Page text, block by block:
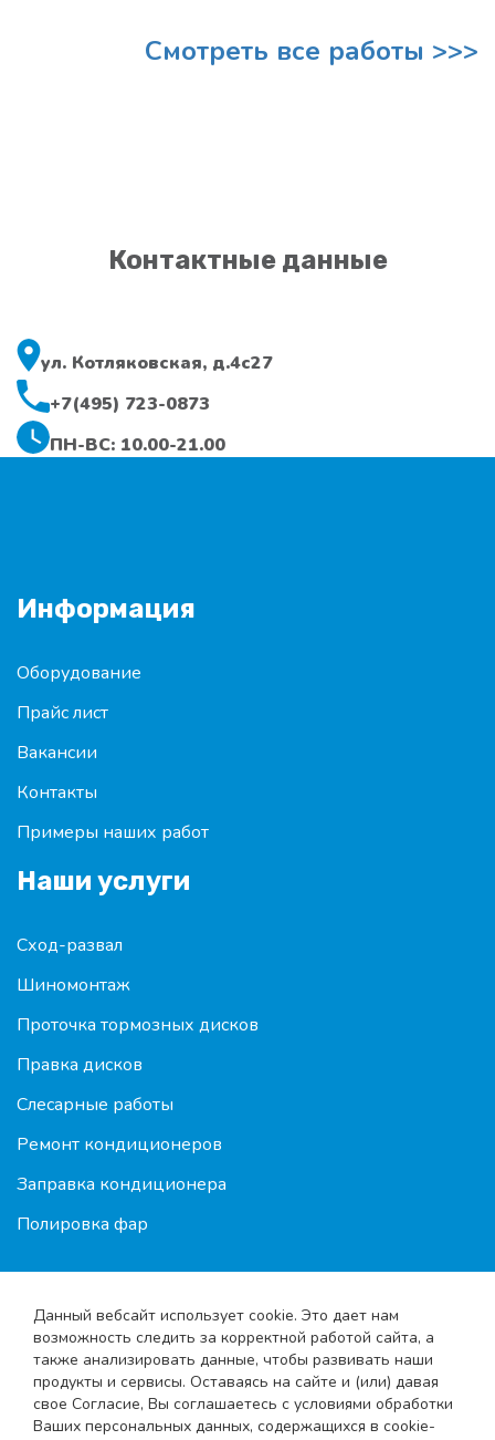
Данный вебсайт использует cookie. Это дает нам
возможность следить за корректной работой сайта, а
также анализировать данные, чтобы развивать наши
продукты и сервисы. Оставаясь на сайте и (или) давая
свое Согласие, Вы соглашаетесь с условиями обработки
Ваших персональных данных, содержащихся в cookie-
Смотреть все работы >>>
Контактные данные
ул. Котляковская, д.4с27
+7(495) 723-0873
ПН-ВС: 10.00-21.00
Информация
Оборудование
Прайс лист
Вакансии
Контакты
Примеры наших работ
Наши услуги
Сход-развал
Шиномонтаж
Проточка тормозных дисков
Правка дисков
Слесарные работы
Ремонт кондиционеров
Заправка кондиционера
Полировка фар
© 2010-2026 Shod-razval.org